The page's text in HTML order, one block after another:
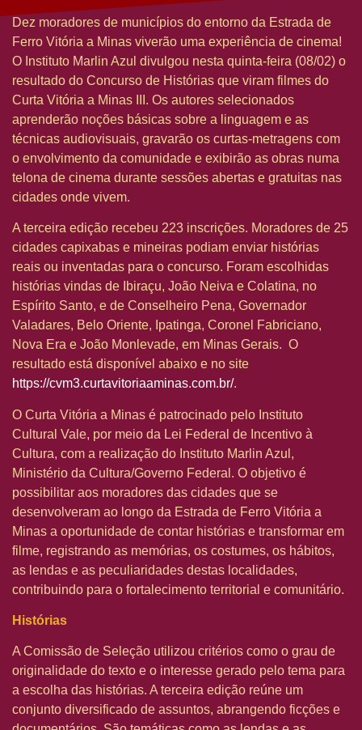
Dez moradores de municípios do entorno da Estrada de
Ferro Vitória a Minas viverão uma experiência de cinema!
O Instituto Marlin Azul divulgou nesta quinta-feira (08/02) o
resultado do Concurso de Histórias que viram filmes do
Curta Vitória a Minas III. Os autores selecionados
aprenderão noções básicas sobre a linguagem e as
técnicas audiovisuais, gravarão os curtas-metragens com
o envolvimento da comunidade e exibirão as obras numa
telona de cinema durante sessões abertas e gratuitas nas
cidades onde vivem.
A terceira edição recebeu 223 inscrições. Moradores de 25
cidades capixabas e mineiras podiam enviar histórias
reais ou inventadas para o concurso. Foram escolhidas
histórias vindas de Ibiraçu, João Neiva e Colatina, no
Espírito Santo, e de Conselheiro Pena, Governador
Valadares, Belo Oriente, Ipatinga, Coronel Fabriciano,
Nova Era e João Monlevade, em Minas Gerais. O
resultado está disponível abaixo e no site
https://cvm3.curtavitoriaaminas.com.br/.
O Curta Vitória a Minas é patrocinado pelo Instituto
Cultural Vale, por meio da Lei Federal de Incentivo à
Cultura, com a realização do Instituto Marlin Azul,
Ministério da Cultura/Governo Federal. O objetivo é
possibilitar aos moradores das cidades que se
desenvolveram ao longo da Estrada de Ferro Vitória a
Minas a oportunidade de contar histórias e transformar em
filme, registrando as memórias, os costumes, os hábitos,
as lendas e as peculiaridades destas localidades,
contribuindo para o fortalecimento territorial e comunitário.
Histórias
A Comissão de Seleção utilizou critérios como o grau de
originalidade do texto e o interesse gerado pelo tema para
a escolha das histórias. A terceira edição reúne um
conjunto diversificado de assuntos, abrangendo ficções e